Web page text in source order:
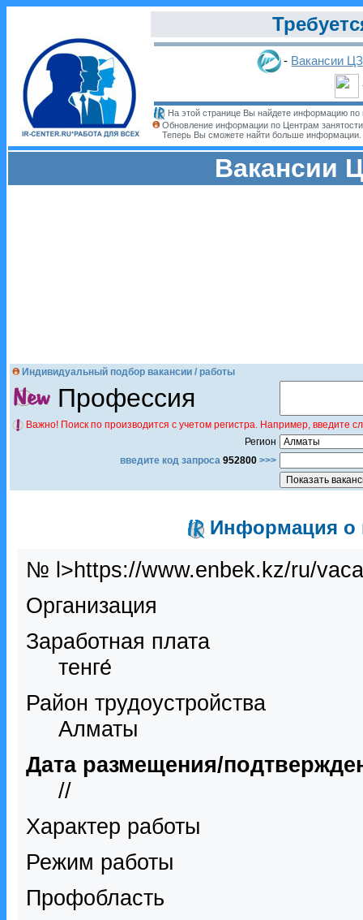
- Вакансии
На этой странице Вы найдете информацию по
Обновление информации по Центрам
Теперь Вы сможете найти больше информации.
Вакансии
Индивидуальный подбор вакансии / работы
Профессия
Важно! Поиск по производится с учетом регистра. Например,
Регион
введите код запроса 952800 >>>
Информация о
№ l>https://www.enbek.kz/ru/
Организация
Заработная плата
тенге́
Район трудоустройства
Алматы
Дата размещения/
//
Характер работы
Режим работы
Профобласть